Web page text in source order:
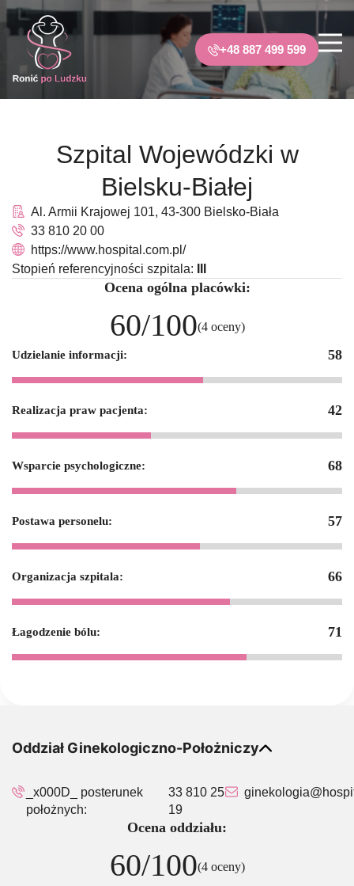
+48 887 499 599
Szpital Wojewódzki w
Bielsku-Białej
Al. Armii Krajowej 101, 43-300 Bielsko-Biała
33 810 20 00
https://www.hospital.com.pl/
Stopień referencyjności szpitala:
Ocena ogólna placówki:
60/100(4 oceny)
Udzielanie informacji: 58
Realizacja praw pacjenta: 42
Wsparcie psychologiczne: 68
Postawa personelu: 57
Organizacja szpitala: 66
Łagodzenie bólu: 71
Oddział Ginekologiczno-Położniczy
_x000D_ posterunek
położnych:
33 810 25
19
Ocena oddziału:
60/100(4 oceny)